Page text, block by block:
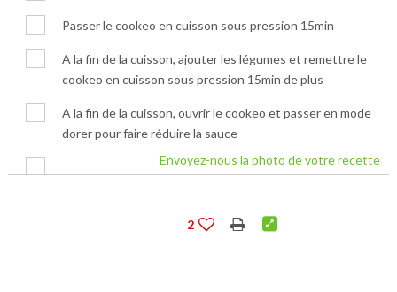
Passer le cookeo en cuisson sous pression 15min
A la fin de la cuisson, ajouter les légumes et remettre le
cookeo en cuisson sous pression 15min de plus
A la fin de la cuisson, ouvrir le cookeo et passer en mode
dorer pour faire réduire la sauce
Envoyez-nous la photo de votre recette
2